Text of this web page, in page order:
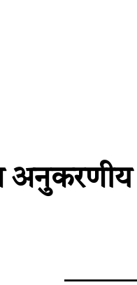
अनुकरणीय